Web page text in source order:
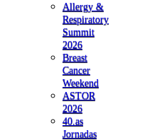
Allergy &
Respiratory
Summit
2026
Breast
Cancer
Weekend
ASTOR
2026
40.as
Jornadas